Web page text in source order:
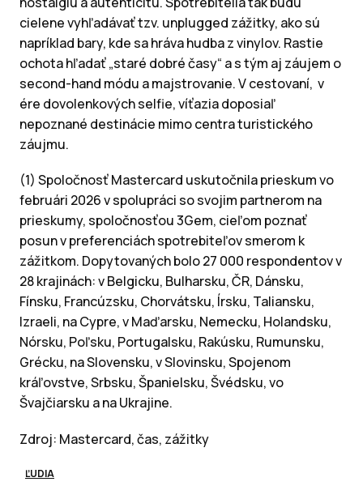
cielene vyhľadávať tzv. unplugged zážitky, ako sú
napríklad bary, kde sa hráva hudba z vinylov. Rastie
ochota hľadať „staré dobré časy“ a s tým aj záujem o
second-hand módu a majstrovanie. V cestovaní, v
ére dovolenkových selfie, víťazia doposiaľ
nepoznané destinácie mimo centra turistického
záujmu.
(1) Spoločnosť Mastercard uskutočnila prieskum vo
februári 2026 v spolupráci so svojim partnerom na
prieskumy, spoločnosťou 3Gem, cieľom poznať
posun v preferenciách spotrebiteľov smerom k
zážitkom. Dopytovaných bolo 27 000 respondentov v
28 krajinách: v Belgicku, Bulharsku, ČR, Dánsku,
Fínsku, Francúzsku, Chorvátsku, Írsku, Taliansku,
Izraeli, na Cypre, v Maďarsku, Nemecku, Holandsku,
Nórsku, Poľsku, Portugalsku, Rakúsku, Rumunsku,
Grécku, na Slovensku, v Slovinsku, Spojenom
kráľovstve, Srbsku, Španielsku, Švédsku, vo
Švajčiarsku a na Ukrajine.
Zdroj: Mastercard, čas, zážitky
ĽUDIA